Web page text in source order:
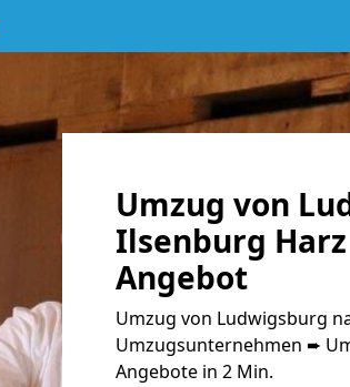
Umzug von
Ilsenburg
Angebot
Umzug von Ludwigsburg
Umzugsunternehmen ➨
Angebote in 2 Min.